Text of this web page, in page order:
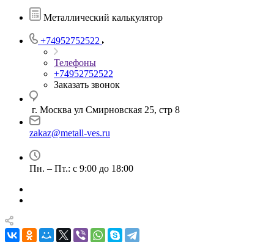
Металлический калькулятор
+74952752522
Телефоны
+74952752522
Заказать звонок
г. Москва ул Смирновская 25, стр 8
zakaz@metall-ves.ru
Пн. – Пт.: с 9:00 до 18:00